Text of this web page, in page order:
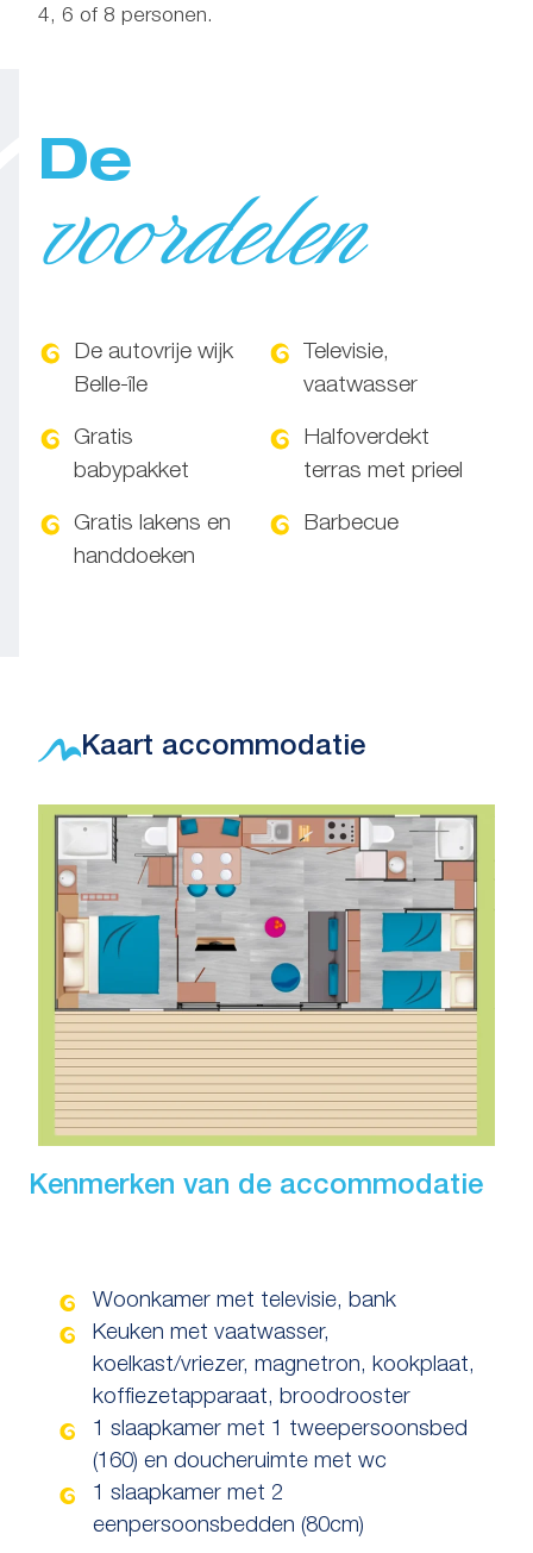
4, 6 of 8 personen.
De
voordelen
De autovrije wijk
Belle-île
Gratis
babypakket
Gratis lakens en
handdoeken
Televisie,
vaatwasser
Halfoverdekt
terras met prieel
Barbecue
Kaart accommodatie
Kenmerken van de accommodatie
Woonkamer met televisie, bank
Keuken met vaatwasser,
koelkast/vriezer, magnetron, kookplaat,
koffiezetapparaat, broodrooster
1 slaapkamer met 1 tweepersoonsbed
(160) en doucheruimte met wc
1 slaapkamer met 2
eenpersoonsbedden (80cm)